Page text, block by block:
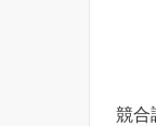
競合